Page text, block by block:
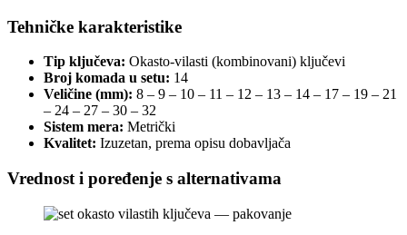
Tehničke karakteristike
Tip ključeva: Okasto-vilasti (kombinovani) ključevi
Broj komada u setu: 14
Veličine (mm): 8 – 9 – 10 – 11 – 12 – 13 – 14 – 17 – 19 – 21
– 24 – 27 – 30 – 32
Sistem mera: Metrički
Kvalitet: Izuzetan, prema opisu dobavljača
Vrednost i poređenje s alternativama